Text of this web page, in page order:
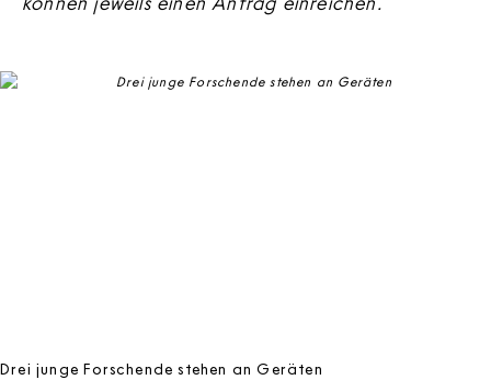
Drei junge Forschende stehen an Geräten